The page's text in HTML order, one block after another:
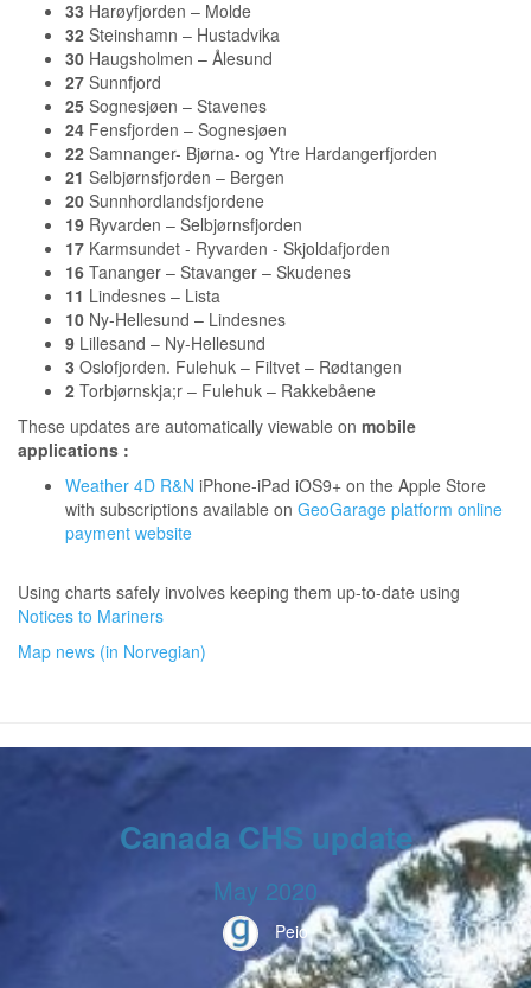
33 Harøyfjorden – Molde
32 Steinshamn – Hustadvika
30 Haugsholmen – Ålesund
27 Sunnfjord
25 Sognesjøen – Stavenes
24 Fensfjorden – Sognesjøen
22 Samnanger- Bjørna- og Ytre Hardangerfjorden
21 Selbjørnsfjorden – Bergen
20 Sunnhordlandsfjordene
19 Ryvarden – Selbjørnsfjorden
17 Karmsundet - Ryvarden - Skjoldafjorden
16 Tananger – Stavanger – Skudenes
11 Lindesnes – Lista
10 Ny-Hellesund – Lindesnes
9 Lillesand – Ny-Hellesund
3 Oslofjorden. Fulehuk – Filtvet – Rødtangen
2 Torbjørnskja;r – Fulehuk – Rakkebåene
These updates are automatically viewable on mobile
applications :
Weather 4D R&N iPhone-iPad iOS9+ on the Apple Store
with subscriptions available on GeoGarage platform online
payment website
Using charts safely involves keeping them up-to-date using
Notices to Mariners
Map news (in Norvegian)
Canada CHS update
May 2020
Peio